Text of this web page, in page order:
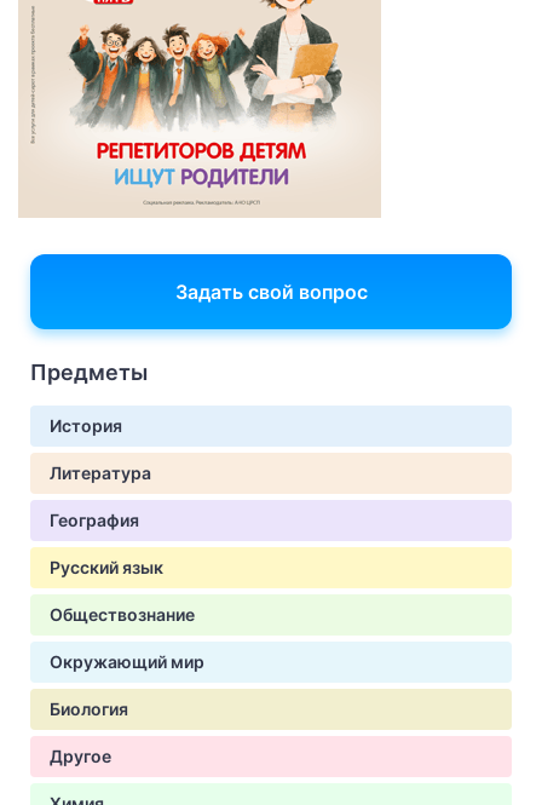
Задать свой вопрос
Предметы
История
Литература
География
Русский язык
Обществознание
Окружающий мир
Биология
Другое